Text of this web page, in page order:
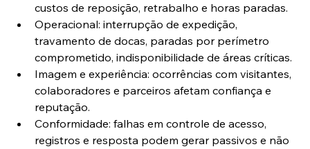
custos de reposição, retrabalho e horas paradas.
Operacional: interrupção de expedição,
travamento de docas, paradas por perímetro
comprometido, indisponibilidade de áreas críticas.
Imagem e experiência: ocorrências com visitantes,
colaboradores e parceiros afetam confiança e
reputação.
Conformidade: falhas em controle de acesso,
registros e resposta podem gerar passivos e não